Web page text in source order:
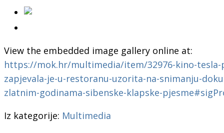
View the embedded image gallery online at:
https://mok.hr/multimedia/item/32976-kino-tesla-
zapjevala-je-u-restoranu-uzorita-na-snimanju-
zlatnim-godinama-sibenske-klapske-
Iz kategorije: Multimedia